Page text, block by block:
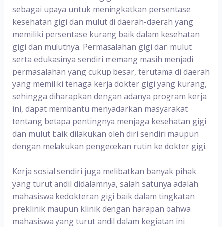
sebagai upaya untuk meningkatkan persentase
kesehatan gigi dan mulut di daerah-daerah yang
memiliki persentase kurang baik dalam kesehatan
gigi dan mulutnya. Permasalahan gigi dan mulut
serta edukasinya sendiri memang masih menjadi
permasalahan yang cukup besar, terutama di daerah
yang memiliki tenaga kerja dokter gigi yang kurang,
sehingga diharapkan dengan adanya program kerja
ini, dapat membantu menyadarkan masyarakat
tentang betapa pentingnya menjaga kesehatan gigi
dan mulut baik dilakukan oleh diri sendiri maupun
dengan melakukan pengecekan rutin ke dokter gigi.
Kerja sosial sendiri juga melibatkan banyak pihak
yang turut andil didalamnya, salah satunya adalah
mahasiswa kedokteran gigi baik dalam tingkatan
preklinik maupun klinik dengan harapan bahwa
mahasiswa yang turut andil dalam kegiatan ini